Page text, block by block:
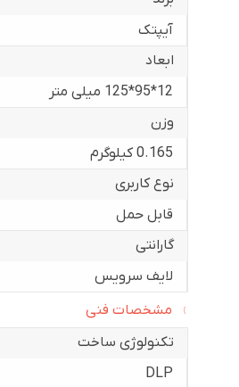
آیپتک
ابعاد
12*95*125 میلی متر
وزن
0.165 کیلوگرم
نوع کاربری
قابل حمل
گارانتی
لایف سرویس
مشخصات فنی
تکنولوژی ساخت
DLP